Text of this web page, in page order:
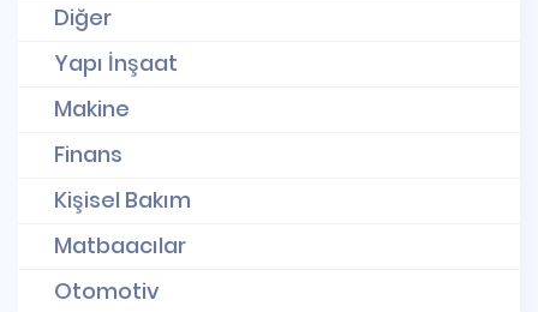
Diğer
Yapı İnşaat
Makine
Finans
Kişisel Bakım
Matbaacılar
Otomotiv